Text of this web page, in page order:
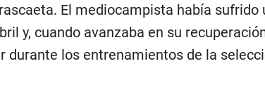
El mediocampista había sufrido
y, cuando avanzaba en su
durante los entrenamientos de la